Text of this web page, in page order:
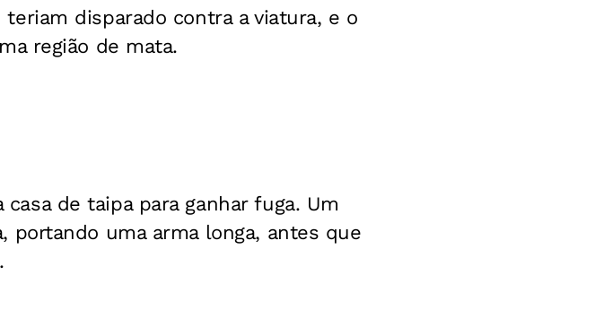
disparado contra a viatura, e o
região de mata.
de taipa para ganhar fuga. Um
portando uma arma longa, antes que